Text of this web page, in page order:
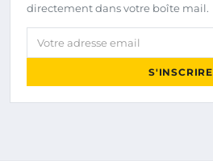
directement dans votre boîte mail.
Votre adresse email
S'INSCRIRE